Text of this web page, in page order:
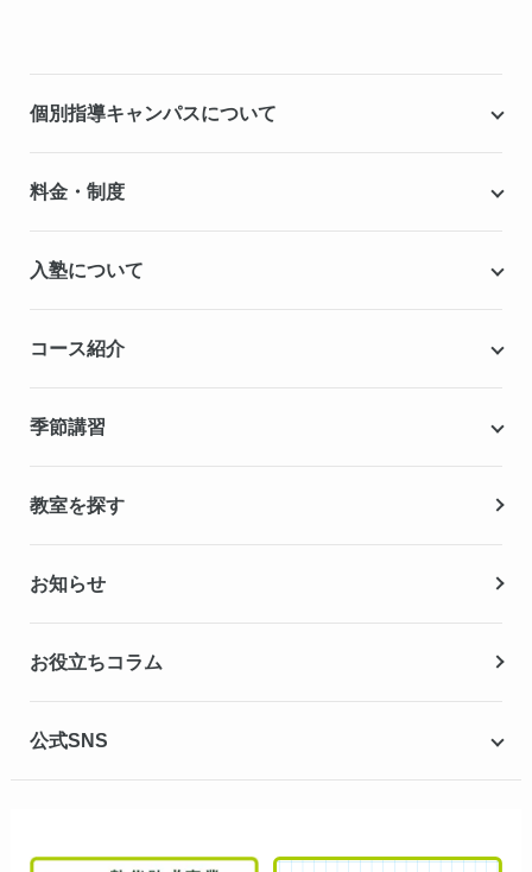
個別指導キャンパスについて
こだわりの個別指導専用教材
料金・制度
無料学力診断テスト
入塾について
無料体験授業
コース紹介
高校生の個別指導コース
季節講習
冬期講習
教室を探す
お知らせ
お役立ちコラム
公式SNS